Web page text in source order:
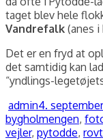
taget blev hele
Vandrefalk (anes i
Det er en fryd at
det samtidig kan
“yndlings-
Forfatter
adminUdgivet
4.
bygholmengen,
vejler, pytodde,